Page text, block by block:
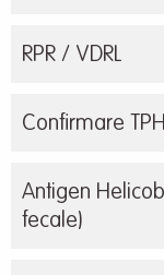
RPR / VDRL
Confirmare
Antigen
fecale)